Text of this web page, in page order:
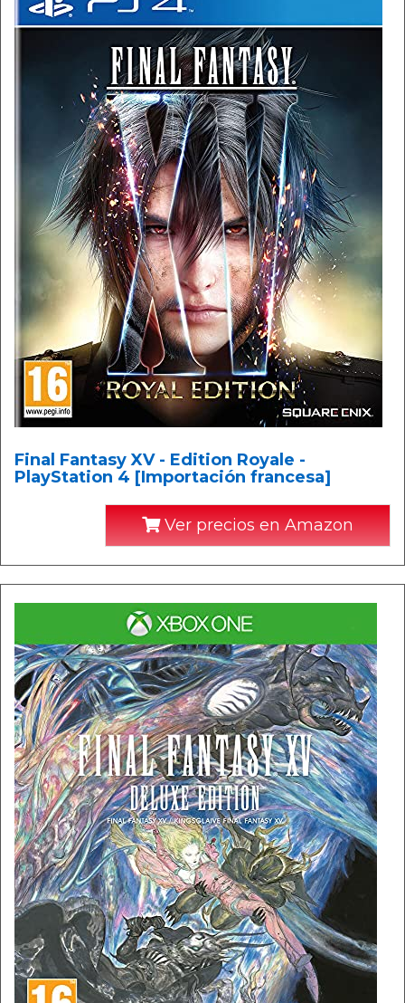
Final Fantasy XV - Edition Royale -
PlayStation 4 [Importación francesa]
Ver precios en Amazon